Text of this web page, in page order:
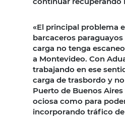
«El principal problema
barcaceros
carga no tenga
a Montevideo. Con
trabajando en ese
carga de trasbordo y
Puerto de Buenos
ociosa como para
incorporando tráfico de